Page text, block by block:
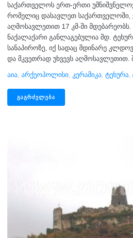
საქართველოს ერთ-ერთი
რომელიც დასავლეთ საქართველოში,
აღმოსავლეთით 17 კმ-ში
ნაქალაქარი განლაგებულია მდ.
სანაპიროზე, იქ სადაც მდინარე
და მკვეთრად უხვევს აღმოსავლეთით.
Აია Არქეოპოლისი Კერამიკა Ტეხურა
ᲒᲐᲒᲠᲫᲔᲚᲔᲑᲐ